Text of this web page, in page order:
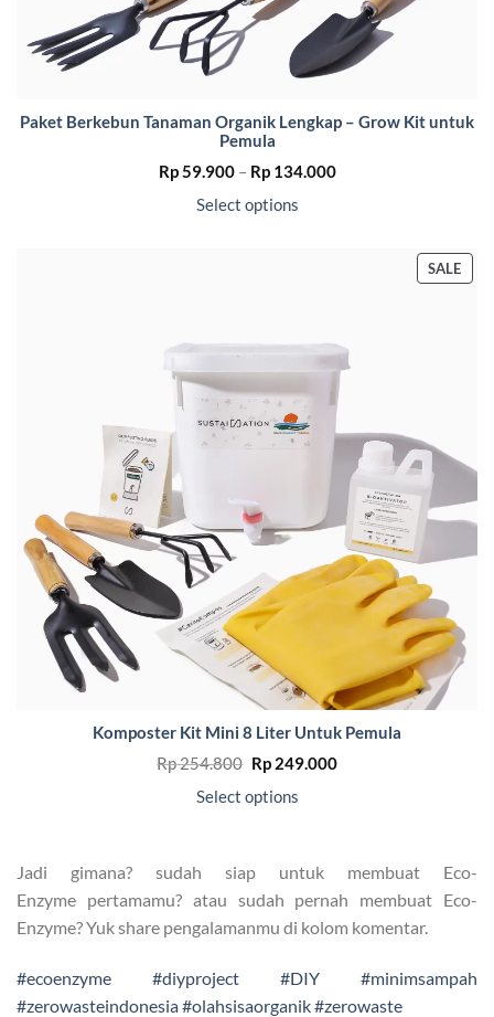
Paket Berkebun Tanaman Organik Lengkap – Grow Kit untuk
Pemula
Rp59.900 – Rp134.000Price
Select options
SALE
ON
Komposter Kit Mini 8 Liter Untuk Pemula
Rp254.800 Original
price
was:
Rp 254.800.
Rp249.000Current
Select options
Jadi gimana? sudah siap untuk membuat Eco-
Enzyme pertamamu? atau sudah pernah membuat Eco-
Enzyme? Yuk share pengalamanmu di kolom komentar.
#ecoenzyme #diyproject #DIY #minimsampah
#zerowasteindonesia#olahsisaorganik#zerowaste